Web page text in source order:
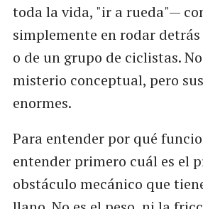
toda la vida, "ir a rueda"—
simplemente en rodar
o de un grupo de ciclistas.
misterio conceptual, pero
enormes.
Para entender por qué
entender primero cuál es el
obstáculo mecánico que